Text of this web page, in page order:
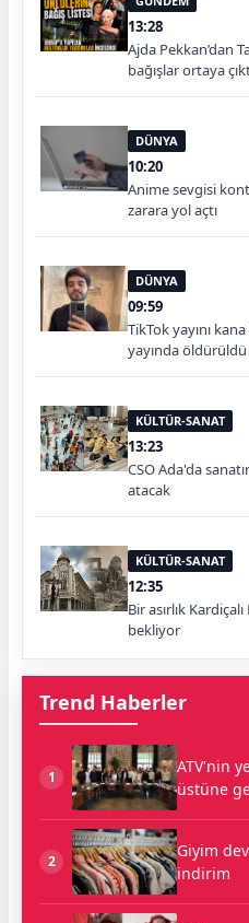
13:28
Ajda Pekkan’dan
bağışlar ortaya
DÜNYA
10:20
Anime sevgisi
zarara yol açtı
DÜNYA
09:59
TikTok yayını
yayında öldürüldü
KÜLTÜR-SANAT
13:23
CSO Ada'da
atacak
KÜLTÜR-SANAT
12:35
Bir asırlık
bekliyor
Trend Haberler
1
ATV'nin
üstüne
2
Giyim
indirim